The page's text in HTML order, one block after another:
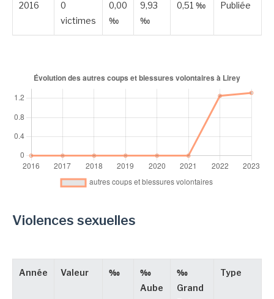
2016
0
victimes
0,00
‰
9,93
‰
0,51 ‰ Publiée
Violences sexuelles
Année Valeur ‰
‰
Aube
‰
Grand
Type